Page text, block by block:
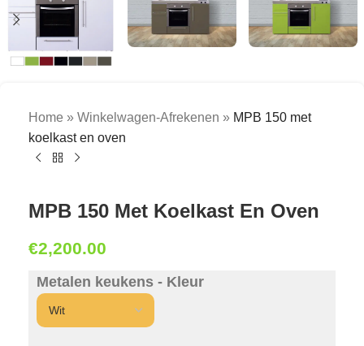
Home » Winkelwagen-Afrekenen » MPB 150 met
koelkast en oven
MPB 150 Met Koelkast En Oven
€2,200.00
Metalen keukens - Kleur